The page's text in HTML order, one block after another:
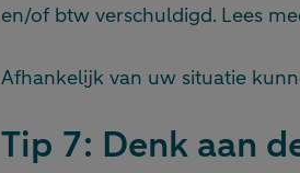
en/of btw verschuldigd. Lees
Afhankelijk van uw situatie
Tip 7: Denk aan